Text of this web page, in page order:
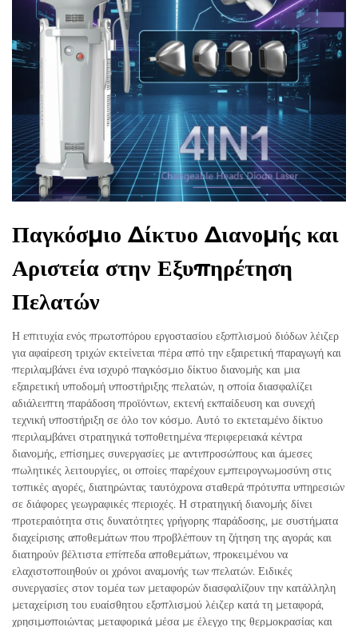
Παγκόσμιο Δίκτυο Διανομής και
Αριστεία στην Εξυπηρέτηση
Πελατών
Η επιτυχία ενός πρωτοπόρου εργοστασίου εξοπλισμού διόδων λέιζερ
για αφαίρεση τριχών εκτείνεται πέρα από την εξαιρετική παραγωγή και
περιλαμβάνει ένα ισχυρό παγκόσμιο δίκτυο διανομής και μια
εξαιρετική υποδομή υποστήριξης πελατών, η οποία διασφαλίζει
αδιάλειπτη παράδοση προϊόντων, εκτενή εκπαίδευση και συνεχή
τεχνική υποστήριξη σε όλο τον κόσμο. Αυτό το εκτεταμένο δίκτυο
περιλαμβάνει στρατηγικά τοποθετημένα περιφερειακά κέντρα
διανομής, επίσημες συνεργασίες με αντιπροσώπους και άμεσες
πωλητικές λειτουργίες, οι οποίες παρέχουν εμπειρογνωμοσύνη στις
τοπικές αγορές, διατηρώντας ταυτόχρονα σταθερά πρότυπα υπηρεσιών
σε διάφορες γεωγραφικές περιοχές. Η στρατηγική διανομής δίνει
προτεραιότητα στις δυνατότητες γρήγορης παράδοσης, με συστήματα
διαχείρισης αποθεμάτων που προβλέπουν τη ζήτηση της αγοράς και
διατηρούν βέλτιστα επίπεδα αποθεμάτων, προκειμένου να
ελαχιστοποιηθούν οι χρόνοι αναμονής των πελατών. Ειδικές
συνεργασίες στον τομέα των μεταφορών διασφαλίζουν την κατάλληλη
μεταχείριση του ευαίσθητου εξοπλισμού λέιζερ κατά τη μεταφορά,
χρησιμοποιώντας μεταφορικά μέσα με έλεγχο της θερμοκρασίας και